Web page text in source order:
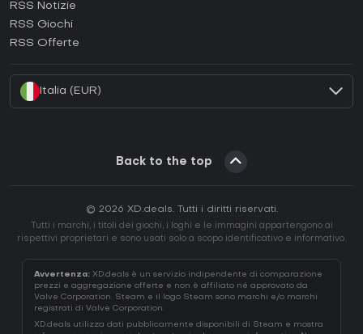
Come attivare una Ubisoft Connect CD Key?
RSS Notizie
RSS Giochi
RSS Offerte
Italia (EUR)
Back to the top
© 2026 XD.deals. Tutti i diritti riservati.
Tutti i marchi, i titoli dei giochi, i loghi e le immagini appartengono ai
rispettivi proprietari e sono usati solo a scopo identificativo e informativo.
Avvertenza: XD.deals è un servizio indipendente di comparazione
prezzi e aggregazione offerte e non è affiliato né approvato da
Valve Corporation. Steam e il logo Steam sono marchi e/o marchi
registrati di Valve Corporation.
XD.deals utilizza dati pubblicamente disponibili di Steam e mostra